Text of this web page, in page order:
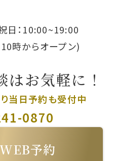
日：10:00~19:00
時からオープン)
はお気軽に！
当日予約も受付中
0870
予約